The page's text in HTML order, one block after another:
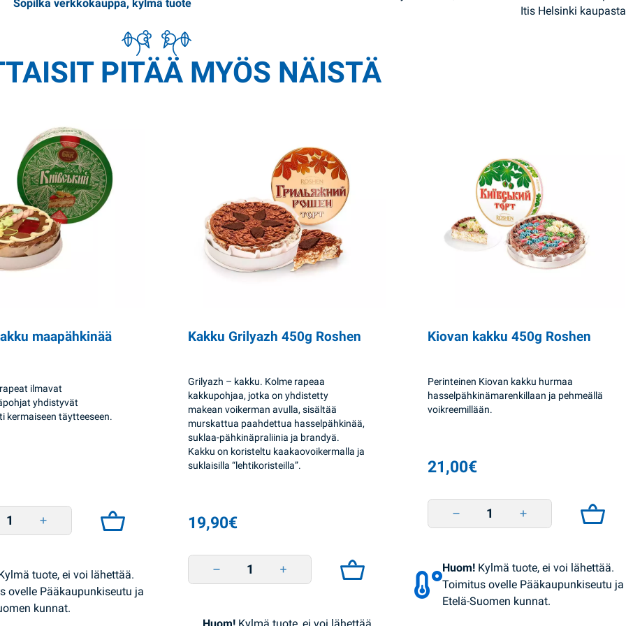
Sopilka verkkokauppa, kylmä tuote
Itis Helsinki kaupasta
PITÄÄ MYÖS NÄISTÄ
maapähkinää
ilmavat
yhdistyvät
kermaiseen täytteeseen.
maapähkinää 1kg BKK quantity
tuote, ei voi lähettää.
ovelle Pääkaupunkiseutu ja
kunnat.
Kakku Grilyazh 450g Roshen
Grilyazh – kakku. Kolme rapeaa
kakkupohjaa, jotka on yhdistetty
makean voikerman avulla, sisältää
murskattua paahdettua hasselpähkinää,
suklaa-pähkinäpraliinia ja brandyä.
Kakku on koristeltu kaakaovoikermalla ja
suklaisilla “lehtikoristeilla”.
19,90€
Kakku Grilyazh 450g Roshen quantity
Kiovan kakku 450g Roshen
Perinteinen Kiovan kakku hurmaa
hasselpähkinämarenkillaan ja pehmeällä
voikreemillään.
21,00€
Kiovan kakku 450g Roshen quantity
Huom!Kylmä tuote, ei voi lähettää.
Toimitus ovelle Pääkaupunkiseutu ja
Etelä-Suomen kunnat.